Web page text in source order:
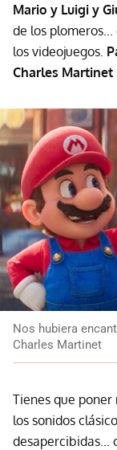
Mario y Luigi y
de los
los videojuegos.
Charles
Nos hubiera
Charles Martinet
Tienes que
los sonidos
desapercibidas...